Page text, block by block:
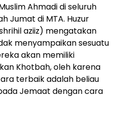
Ahmadi di seluruh
Jumat di MTA. Huzur
aziiz) mengatakan
menyampaikan sesuatu
akan memiliki
Khotbah, oleh karena
terbaik adalah beliau
Jemaat dengan cara